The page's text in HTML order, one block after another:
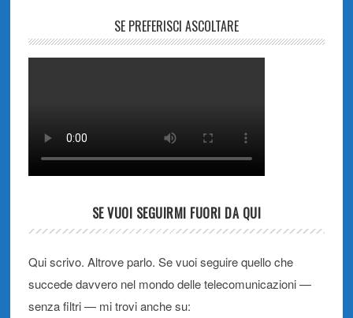
SE PREFERISCI ASCOLTARE
SE VUOI SEGUIRMI FUORI DA QUI
Qui scrivo. Altrove parlo. Se vuoi seguire quello che
succede davvero nel mondo delle telecomunicazioni —
senza filtri — mi trovi anche su: